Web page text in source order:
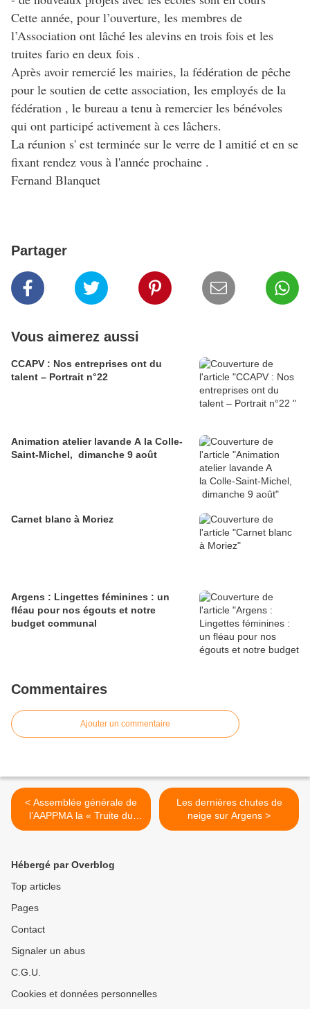
Cette année, pour l’ouverture, les membres de
l’Association ont lâché les alevins en trois fois et les
truites fario en deux fois .
Après avoir remercié les mairies, la fédération de pêche
pour le soutien de cette association, les employés de la
fédération , le bureau a tenu à remercier les bénévoles
qui ont participé activement à ces lâchers.
La réunion s' est terminée sur le verre de l amitié et en se
fixant rendez vous à l'année prochaine .
Fernand Blanquet
Partager
Vous aimerez aussi
CCAPV : Nos entreprises ont du
talent – Portrait n°22
Animation atelier lavande A la Colle-
Saint-Michel, dimanche 9 août
Carnet blanc à Moriez
Argens : Lingettes féminines : un
fléau pour nos égouts et notre
budget communal
Commentaires
Ajouter un commentaire
< Assemblée générale de
l’AAPPMA la « Truite du
Haut Verdon »
Les dernières chutes de
neige sur Argens >
Hébergé par Overblog
Top articles
Pages
Contact
Signaler un abus
C.G.U.
Cookies et données personnelles